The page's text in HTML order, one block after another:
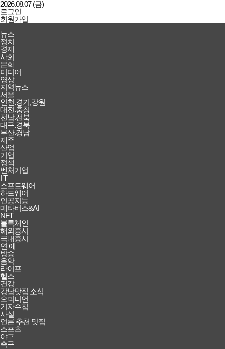
2026.08.07 (금)
로그인
회원가입
전체메뉴
열기/
닫기
뉴스
정치
경제
사회
문화
미디어
영상
지역뉴스
서울
인천.경기,강원
대전.충청
전남.전북
대구.경북
부산.경남
제주
산업
기업
정책
벤처기업
I T
소프트웨어
하드웨어
인공지능
메타버스&AI
NFT
블록체인
해외증시
국내증시
연 예
방송
음악
라이프
헬스
건강
강남맛집 소식
오피니언
기자수첩
사설
언론 추천 맛집
스포츠
야구
축구